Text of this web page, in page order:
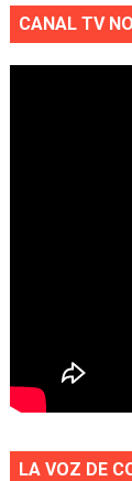
CANAL TV
LA VOZ DE